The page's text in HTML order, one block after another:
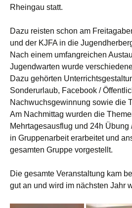
Rheingau statt.
Dazu reisten schon am
und der KJFA in die
Nach einem umfangreichen
Jugendwarten wurde
Dazu gehörten
Sonderurlaub, Facebook /
Nachwuchsgewinnung sowie die
Am Nachmittag wurden die
Mehrtagesausflug und 24h Übung
in Gruppenarbeit erarbeitet und
gesamten Gruppe vorgestellt.
Die gesamte Veranstaltung kam
gut an und wird im nächsten Jahr